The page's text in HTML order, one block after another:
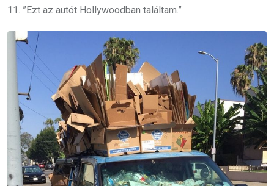
11. ”Ezt az autót Hollywoodban találtam.”